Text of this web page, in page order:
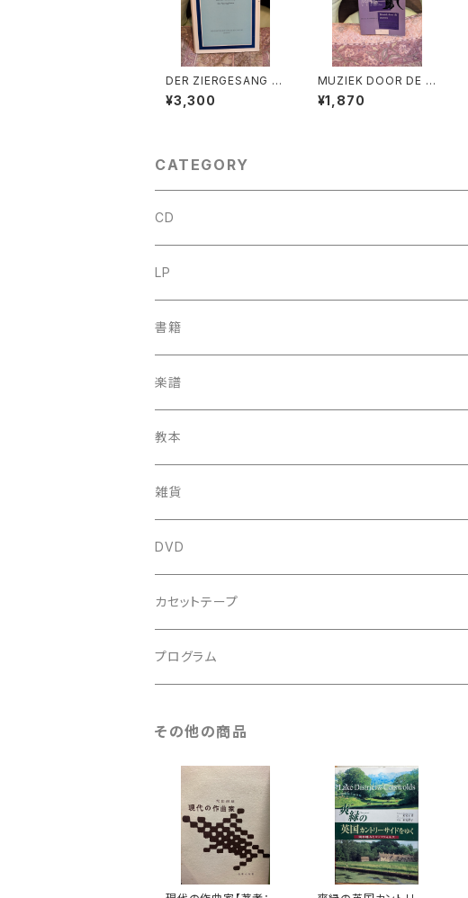
DER ZIERGESANG u
nd die Ausfuhrung
der Appoggiatura
ik 1966年
¥3,300
MUZIEK DOOR DE E
EUWEN 3【著者：DRS.
W.C.M.KLOPPENBU
¥1,870
CATEGORY
CD
古楽
中古CD
鍋島元子関連CD
古楽以外
中古CD
LP
古楽
中古LP
鍋島元子関連LP
古楽以外
中古LP
書籍
古楽関係
中古本
新古本
古楽以外
中古本
中古本
楽譜
古楽関係
スコア
鍵盤用
古楽以外
スコア
教本
古楽関係
古楽以外
雑貨
トートバッグ
バロック
ルネサンス
DVD
古楽
古楽以外
カセットテープ
古楽
プログラム
古楽以外
その他の商品